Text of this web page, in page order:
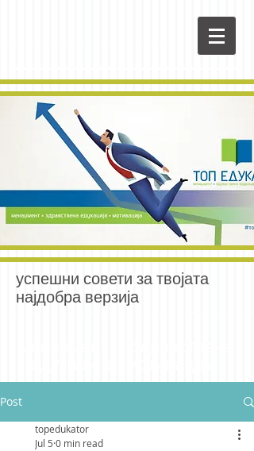
успешни совети за твојата
најдобра верзија
Post
topedukator
Jul 5 0 min read